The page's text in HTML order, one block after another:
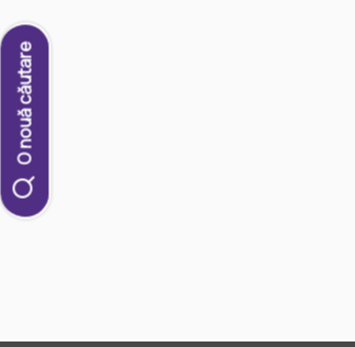
O nouă căutare